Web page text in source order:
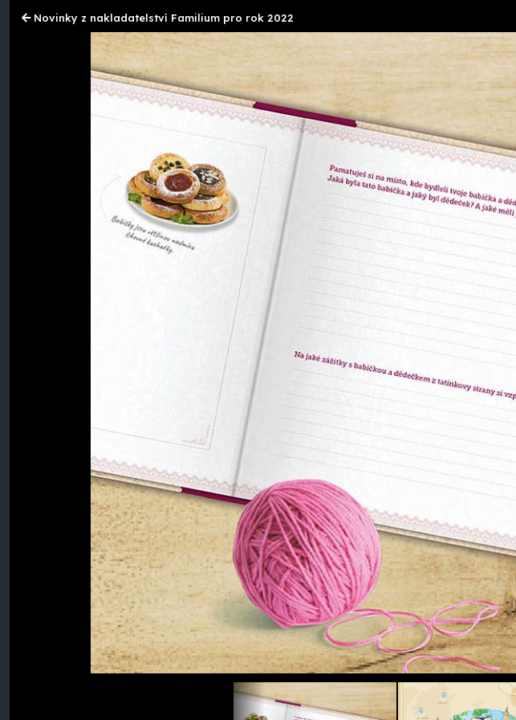
Novinky z nakladatelství Familium pro rok 2022